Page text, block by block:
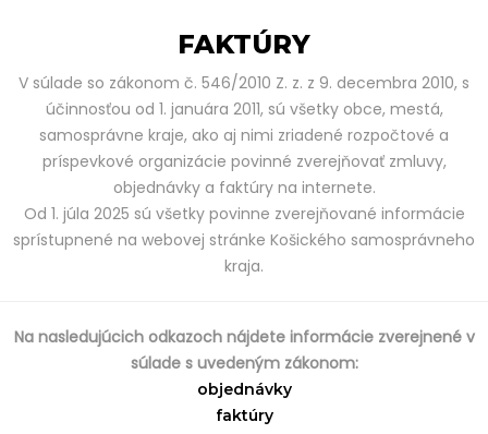
FAKTÚRY
V súlade so zákonom č. 546/2010 Z. z. z 9. decembra 2010, s
účinnosťou od 1. januára 2011, sú všetky obce, mestá,
samosprávne kraje, ako aj nimi zriadené rozpočtové a
príspevkové organizácie povinné zverejňovať zmluvy,
objednávky a faktúry na internete.
Od 1. júla 2025 sú všetky povinne zverejňované informácie
sprístupnené na webovej stránke Košického samosprávneho
kraja.
Na nasledujúcich odkazoch nájdete informácie zverejnené v
súlade s uvedeným zákonom:
objednávky
faktúry